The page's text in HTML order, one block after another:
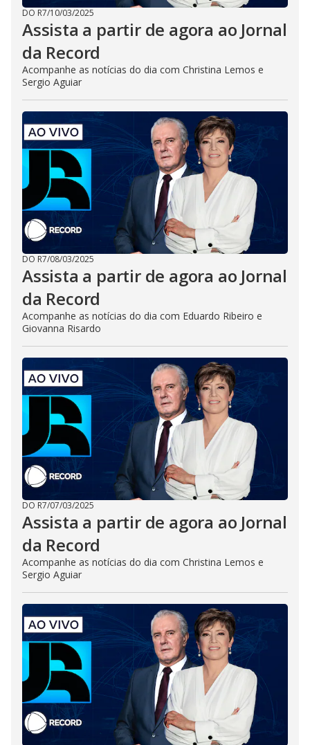
DO R7/10/03/2025
Assista a partir de agora ao Jornal
da Record
Acompanhe as notícias do dia com Christina Lemos e
Sergio Aguiar
DO R7/08/03/2025
Assista a partir de agora ao Jornal
da Record
Acompanhe as notícias do dia com Eduardo Ribeiro e
Giovanna Risardo
DO R7/07/03/2025
Assista a partir de agora ao Jornal
da Record
Acompanhe as notícias do dia com Christina Lemos e
Sergio Aguiar